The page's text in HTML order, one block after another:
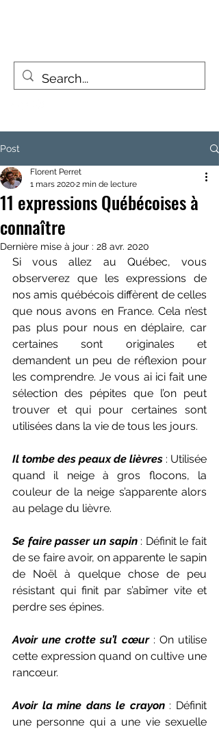
Post
11 expressions Québécoises à
connaître
Florent Perret
1 mars 20202 min de lecture
Dernière mise à jour : 28 avr. 2020
Si vous allez au Québec, vous
observerez que les expressions de
nos amis québécois diffèrent de celles
que nous avons en France. Cela n’est
pas plus pour nous en déplaire, car
certaines sont originales et
demandent un peu de réflexion pour
les comprendre. Je vous ai ici fait une
sélection des pépites que l’on peut
trouver et qui pour certaines sont
utilisées dans la vie de tous les jours.
Il tombe des peaux de lièvres : Utilisée
quand il neige à gros flocons, la
couleur de la neige s’apparente alors
au pelage du lièvre.
Se faire passer un sapin : Définit le fait
de se faire avoir, on apparente le sapin
de Noël à quelque chose de peu
résistant qui finit par s’abîmer vite et
perdre ses épines.
Avoir une crotte su’l cœur : On utilise
cette expression quand on cultive une
rancœur.
Avoir la mine dans le crayon : Définit
une personne qui a une vie sexuelle